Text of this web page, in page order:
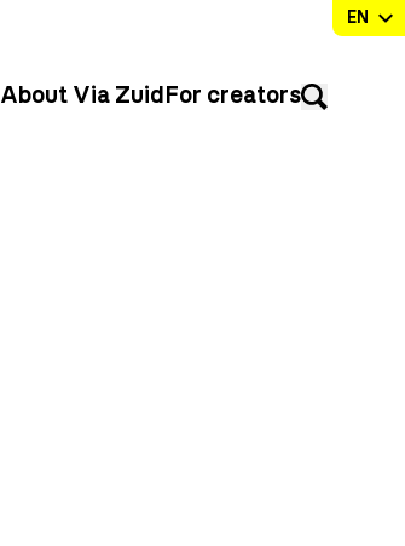
About Via Zuid For creators